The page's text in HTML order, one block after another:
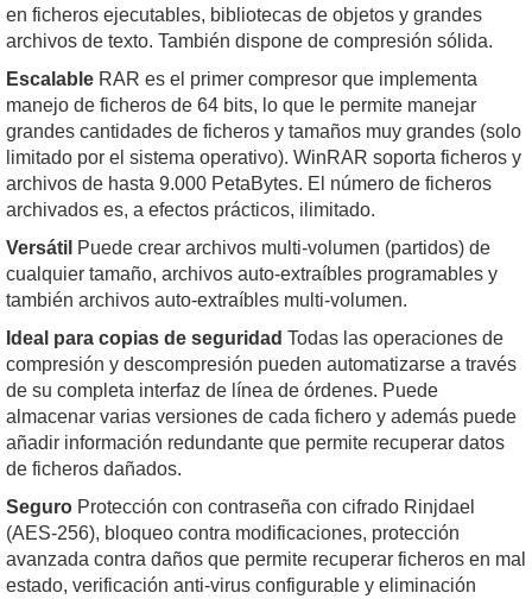
en ficheros ejecutables, bibliotecas de objetos y grandes
archivos de texto. También dispone de compresión sólida.
Escalable RAR es el primer compresor que implementa
manejo de ficheros de 64 bits, lo que le permite manejar
grandes cantidades de ficheros y tamaños muy grandes (solo
limitado por el sistema operativo). WinRAR soporta ficheros y
archivos de hasta 9.000 PetaBytes. El número de ficheros
archivados es, a efectos prácticos, ilimitado.
Versátil Puede crear archivos multi-volumen (partidos) de
cualquier tamaño, archivos auto-extraíbles programables y
también archivos auto-extraíbles multi-volumen.
Ideal para copias de seguridad Todas las operaciones de
compresión y descompresión pueden automatizarse a través
de su completa interfaz de línea de órdenes. Puede
almacenar varias versiones de cada fichero y además puede
añadir información redundante que permite recuperar datos
de ficheros dañados.
Seguro Protección con contraseña con cifrado Rinjdael
(AES-256), bloqueo contra modificaciones, protección
avanzada contra daños que permite recuperar ficheros en mal
estado, verificación anti-virus configurable y eliminación